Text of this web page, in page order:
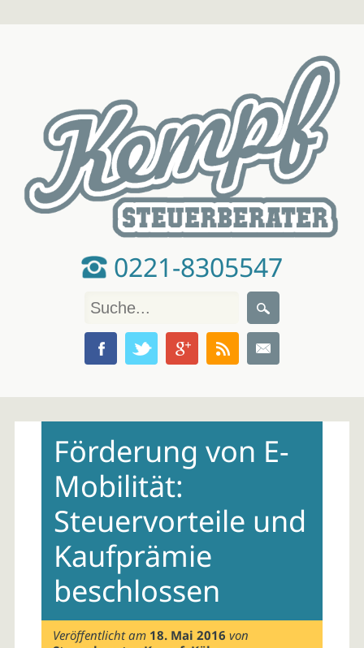
0221-8305547
contentFörderung von E-
Mobilität:
Steuervorteile und
Kaufprämie
beschlossen
Veröffentlicht am 18. Mai 2016 von